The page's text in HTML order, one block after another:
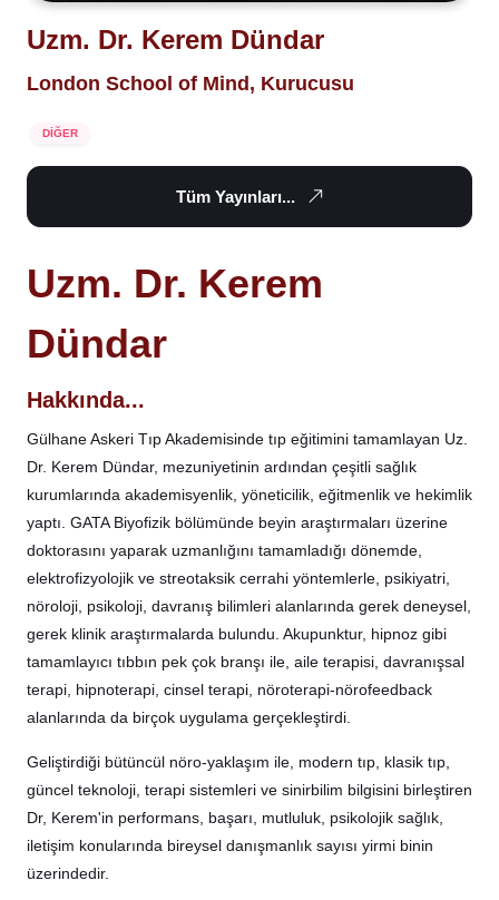
Uzm. Dr. Kerem Dündar
London School of Mind, Kurucusu
DİĞER
Tüm Yayınları...
Uzm. Dr. Kerem
Dündar
Hakkında...
Gülhane Askeri Tıp Akademisinde tıp eğitimini tamamlayan Uz.
Dr. Kerem Dündar, mezuniyetinin ardından çeşitli sağlık
kurumlarında akademisyenlik, yöneticilik, eğitmenlik ve hekimlik
yaptı. GATA Biyofizik bölümünde beyin araştırmaları üzerine
doktorasını yaparak uzmanlığını tamamladığı dönemde,
elektrofizyolojik ve streotaksik cerrahi yöntemlerle, psikiyatri,
nöroloji, psikoloji, davranış bilimleri alanlarında gerek deneysel,
gerek klinik araştırmalarda bulundu. Akupunktur, hipnoz gibi
tamamlayıcı tıbbın pek çok branşı ile, aile terapisi, davranışsal
terapi, hipnoterapi, cinsel terapi, nöroterapi-nörofeedback
alanlarında da birçok uygulama gerçekleştirdi.
Geliştirdiği bütüncül nöro-yaklaşım ile, modern tıp, klasik tıp,
güncel teknoloji, terapi sistemleri ve sinirbilim bilgisini birleştiren
Dr, Kerem'in performans, başarı, mutluluk, psikolojik sağlık,
iletişim konularında bireysel danışmanlık sayısı yirmi binin
üzerindedir.